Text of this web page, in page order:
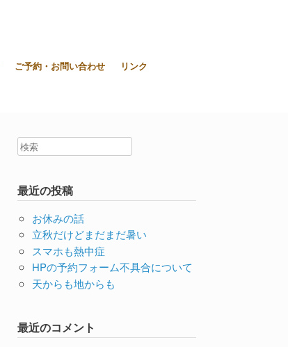
ご予約・お問い合わせ リンク
最近の投稿
お休みの話
立秋だけどまだまだ暑い
スマホも熱中症
HPの予約フォーム不具合について
天からも地からも
最近のコメント